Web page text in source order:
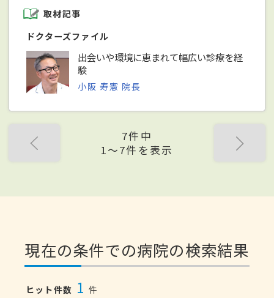
取材記事
ドクターズファイル
出会いや環境に恵まれて幅広い診療を経
験
小阪 寿憲 院長
7件中
1〜7件を表示
現在の条件での病院の検索結果
ヒット件数 1 件